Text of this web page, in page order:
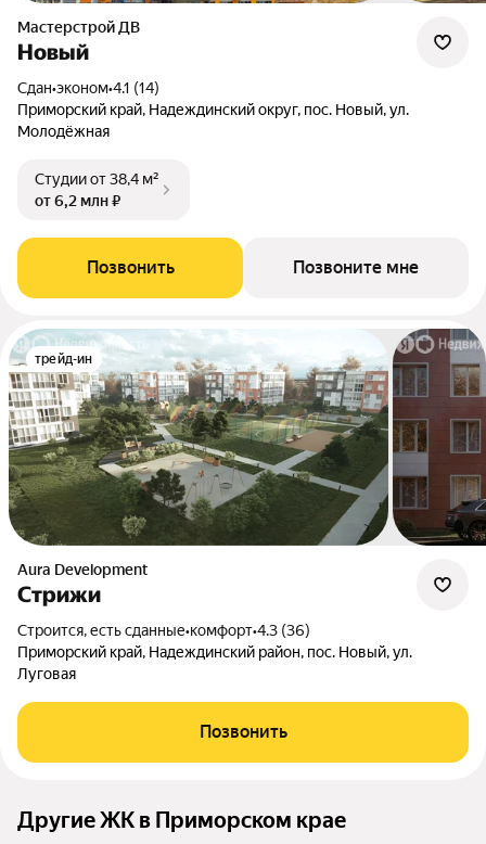
Мастерстрой ДВ
Новый
Сдан•эконом•4.1 (14)
Приморский край, Надеждинский округ, пос. Новый, ул.
Молодёжная
Студииот 38,4 м²
от 6,2 млн ₽
Позвонить Позвоните мне
трейд-ин
Aura Development
Стрижи
Строится, есть сданные•комфорт•4.3 (36)
Приморский край, Надеждинский район, пос. Новый, ул.
Луговая
Позвонить
Другие ЖК в Приморском крае